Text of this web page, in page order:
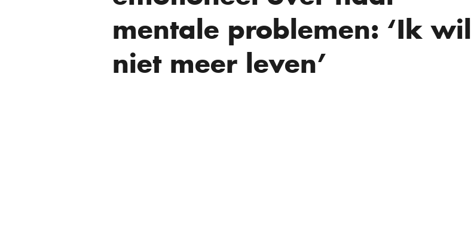
mentale problemen: ‘Ik wil
niet meer leven’